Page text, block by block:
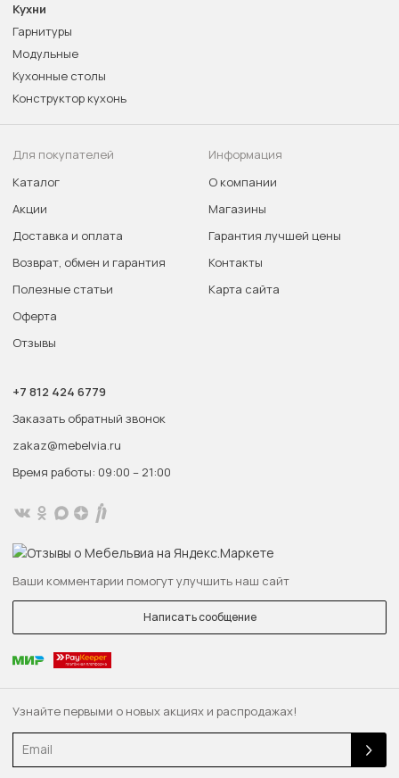
Узнайте первыми о новых акциях и распродажах!
Email
Кухни
Гарнитуры
Модульные
Кухонные столы
Конструктор кухонь
Для покупателей
Каталог
Акции
Доставка и оплата
Возврат, обмен и гарантия
Полезные статьи
Оферта
Отзывы
Информация
О компании
Магазины
Гарантия лучшей цены
Контакты
Карта сайта
+7 812 424 6779
Заказать обратный звонок
zakaz@mebelvia.ru
Время работы: 09:00 – 21:00
Ваши комментарии помогут улучшить наш сайт
Написать сообщение